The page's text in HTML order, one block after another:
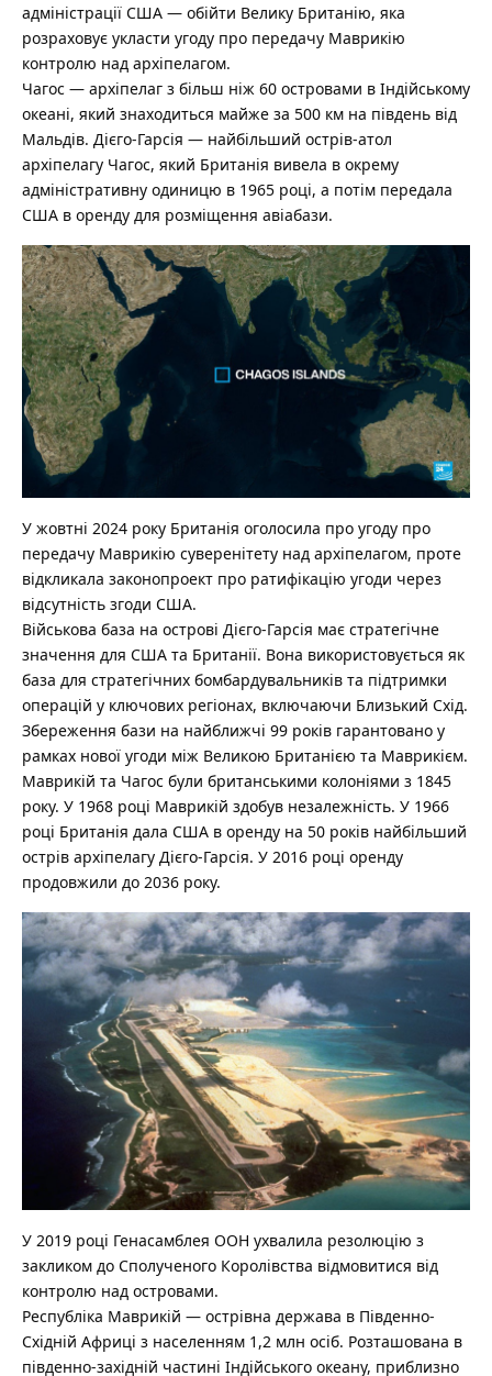
адміністрації США — обійти Велику Британію, яка
розраховує укласти угоду про передачу Маврикію
контролю над архіпелагом.
Чагос — архіпелаг з більш ніж 60 островами в Індійському
океані, який знаходиться майже за 500 км на південь від
Мальдів. Дієго-Гарсія — найбільший острів-атол
архіпелагу Чагос, який Британія вивела в окрему
адміністративну одиницю в 1965 році, а потім передала
США в оренду для розміщення авіабази.
У жовтні 2024 року Британія оголосила про угоду про
передачу Маврикію суверенітету над архіпелагом, проте
відкликала законопроект про ратифікацію угоди через
відсутність згоди США.
Військова база на острові Дієго-Гарсія має стратегічне
значення для США та Британії. Вона використовується як
база для стратегічних бомбардувальників та підтримки
операцій у ключових регіонах, включаючи Близький Схід.
Збереження бази на найближчі 99 років гарантовано у
рамках нової угоди між Великою Британією та Маврикієм.
Маврикій та Чагос були британськими колоніями з 1845
року. У 1968 році Маврикій здобув незалежність. У 1966
році Британія дала США в оренду на 50 років найбільший
острів архіпелагу Дієго-Гарсія. У 2016 році оренду
продовжили до 2036 року.
У 2019 році Генасамблея ООН ухвалила резолюцію з
закликом до Сполученого Королівства відмовитися від
контролю над островами.
Республіка Маврикій — острівна держава в Південно-
Східній Африці з населенням 1,2 млн осіб. Розташована в
південно-західній частині Індійського океану, приблизно